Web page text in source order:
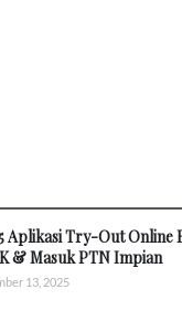
Aplikasi Try-Out Online
& Masuk PTN Impian
13, 2025